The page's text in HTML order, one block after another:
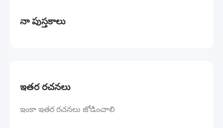
నా పుస్తకాలు
ఇతర రచనలు
ఇంకా ఇతర రచనలు జోడించాలి